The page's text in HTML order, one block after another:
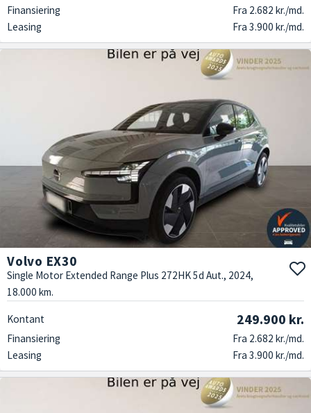
Finansiering
Fra 2.682 kr./md.
Leasing
Fra 3.900 kr./md.
Volvo EX30
Single Motor Extended Range Plus 272HK 5d Aut., 2024,
18.000 km.
Kontant 249.900 kr.
Finansiering
Fra 2.682 kr./md.
Leasing
Fra 3.900 kr./md.